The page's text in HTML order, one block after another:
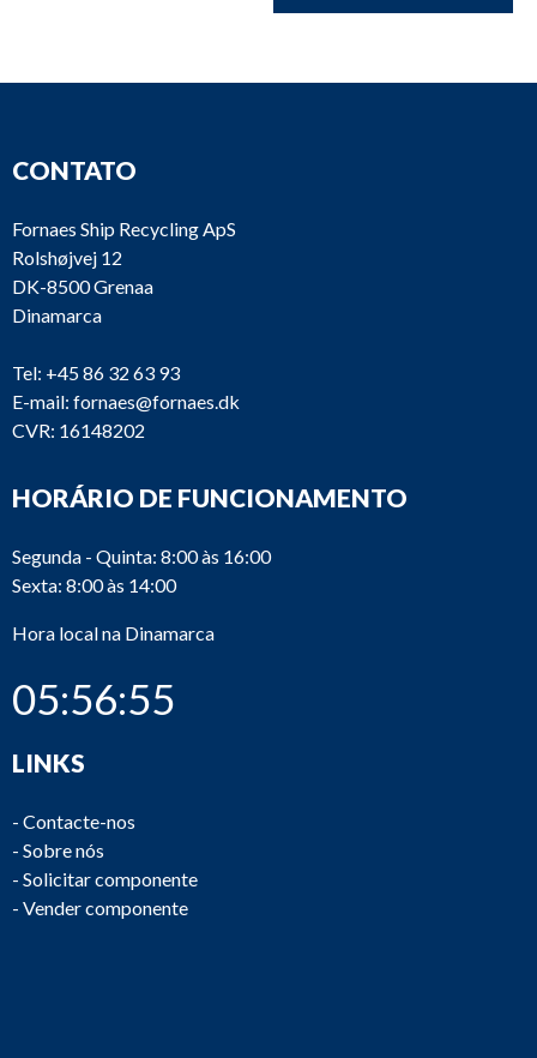
CONTATO
Fornaes Ship Recycling ApS
Rolshøjvej 12
DK-8500 Grenaa
Dinamarca
Tel: +45 86 32 63 93
E-mail: fornaes@fornaes.dk
CVR: 16148202
HORÁRIO DE FUNCIONAMENTO
Segunda - Quinta: 8:00 às 16:00
Sexta: 8:00 às 14:00
Hora local na Dinamarca
05:56:55
LINKS
- Contacte-nos
- Sobre nós
- Solicitar componente
- Vender componente